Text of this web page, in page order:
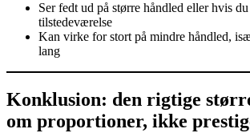
Ser fedt ud på større håndled eller hvis
tilstedeværelse
Kan virke for stort på mindre håndled,
lang
Konklusion: den rigtige
om proportioner, ikke